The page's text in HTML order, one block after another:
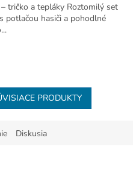
tričko a tepláky Roztomilý set
potlačou hasiči a pohodlné
PRODUKTY
Diskusia